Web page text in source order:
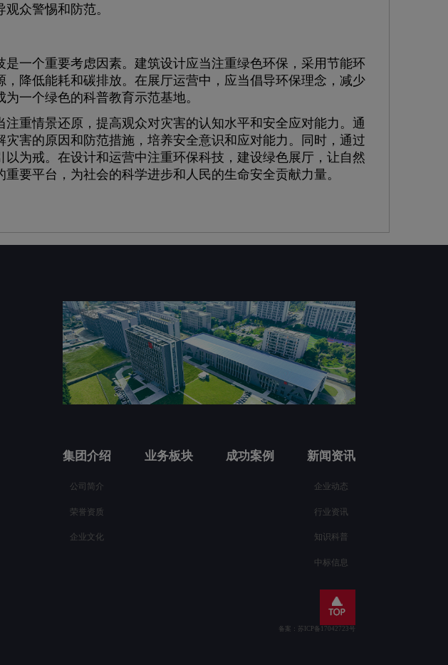
众警惕和防范。
一个重要考虑因素。建筑设计应当注重绿色环保，采用节能环
降低能耗和碳排放。在展厅运营中，应当倡导环保理念，减少
一个绿色的科普教育示范基地。
情景还原，提高观众对灾害的认知水平和安全应对能力。通
害的原因和防范措施，培养安全意识和应对能力。同时，通过
为戒。在设计和运营中注重环保科技，建设绿色展厅，让自然
要平台，为社会的科学进步和人民的生命安全贡献力量。
集团介绍
公司简介
荣誉资质
企业文化
业务板块 成功案例 新闻资讯
企业动态
行业资讯
知识科普
中标信息
备案：苏ICP备17042723号